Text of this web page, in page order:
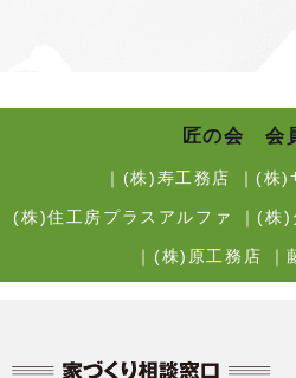
匠の会 会
｜ (株)寿工務店 ｜ (株)
(株)住工房プラスアルファ ｜ (株)
｜ (株)原工務店 ｜